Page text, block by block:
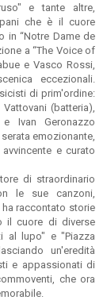
e tante altre,
che è il cuore
in “Notre Dame de
a “The Voice of
e Vasco Rossi,
eccezionali.
di prim'ordine:
(batteria),
Ivan Geronazzo
emozionante,
e curato
di straordinario
le sue canzoni,
raccontato storie
il cuore di diverse
al lupo" e "Piazza
un'eredità
e appassionati di
che ora